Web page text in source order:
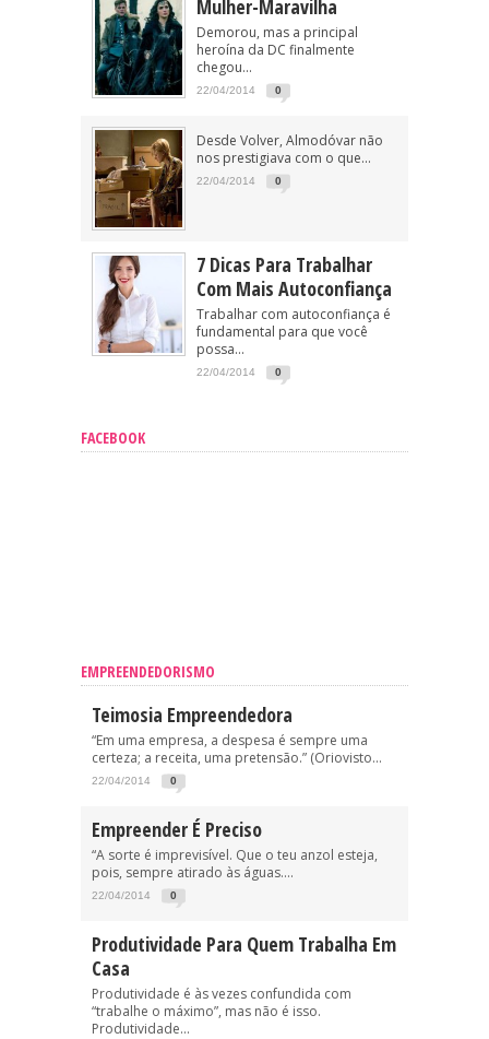
Mulher-Maravilha
Demorou, mas a principal
heroína da DC finalmente
chegou...
22/04/2014 0
Desde Volver, Almodóvar não
nos prestigiava com o que...
22/04/2014 0
7 Dicas Para Trabalhar
Com Mais Autoconfiança
Trabalhar com autoconfiança é
fundamental para que você
possa...
22/04/2014 0
FACEBOOK
EMPREENDEDORISMO
Teimosia Empreendedora
“Em uma empresa, a despesa é sempre uma
certeza; a receita, uma pretensão.” (Oriovisto...
22/04/2014 0
Empreender É Preciso
“A sorte é imprevisível. Que o teu anzol esteja,
pois, sempre atirado às águas....
22/04/2014 0
Produtividade Para Quem Trabalha Em
Casa
Produtividade é às vezes confundida com
“trabalhe o máximo”, mas não é isso.
Produtividade...